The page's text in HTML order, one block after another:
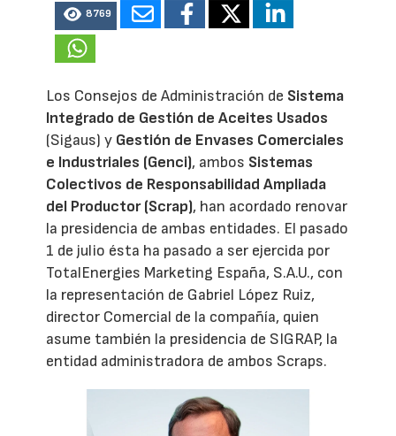
8769
Los Consejos de Administración de Sistema
Integrado de Gestión de Aceites Usados
(Sigaus) y Gestión de Envases Comerciales
e Industriales (Genci), ambos Sistemas
Colectivos de Responsabilidad Ampliada
del Productor (Scrap), han acordado renovar
la presidencia de ambas entidades. El pasado
1 de julio ésta ha pasado a ser ejercida por
TotalEnergies Marketing España, S.A.U., con
la representación de Gabriel López Ruiz,
director Comercial de la compañía, quien
asume también la presidencia de SIGRAP, la
entidad administradora de ambos Scraps.